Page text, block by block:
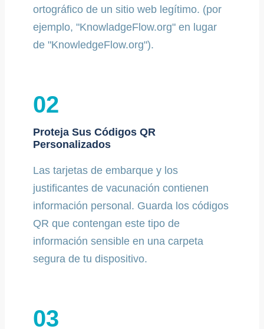
ortográfico de un sitio web legítimo. (por
ejemplo, "KnowladgeFlow.org" en lugar
de "KnowledgeFlow.org").
02
Proteja Sus Códigos QR
Personalizados
Las tarjetas de embarque y los
justificantes de vacunación contienen
información personal. Guarda los códigos
QR que contengan este tipo de
información sensible en una carpeta
segura de tu dispositivo.
03